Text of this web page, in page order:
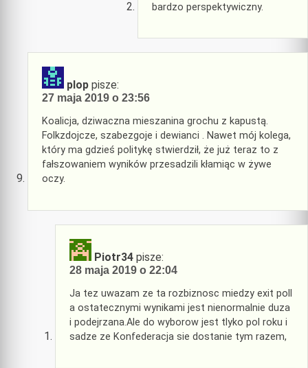
bardzo perspektywiczny.
plop pisze:
27 maja 2019 o 23:56
Koalicja, dziwaczna mieszanina grochu z kapustą.
Folkzdojcze, szabezgoje i dewianci . Nawet mój kolega,
który ma gdzieś politykę stwierdził, że już teraz to z
fałszowaniem wyników przesadzili kłamiąc w żywe
oczy.
Piotr34 pisze:
28 maja 2019 o 22:04
Ja tez uwazam ze ta rozbiznosc miedzy exit poll
a ostatecznymi wynikami jest nienormalnie duza
i podejrzana.Ale do wyborow jest tlyko pol roku i
sadze ze Konfederacja sie dostanie tym razem,